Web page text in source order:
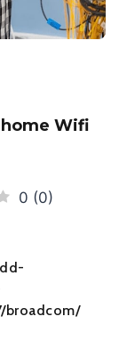
Wifi
0 (0)
broadcom/